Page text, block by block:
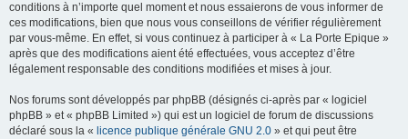
conditions à n’importe quel moment et nous essaierons de vous informer de
ces modifications, bien que nous vous conseillons de vérifier régulièrement
par vous-même. En effet, si vous continuez à participer à « La Porte Epique »
après que des modifications aient été effectuées, vous acceptez d’être
légalement responsable des conditions modifiées et mises à jour.
Nos forums sont développés par phpBB (désignés ci-après par « logiciel
phpBB » et « phpBB Limited ») qui est un logiciel de forum de discussions
déclaré sous la « licence publique générale GNU 2.0 » et qui peut être